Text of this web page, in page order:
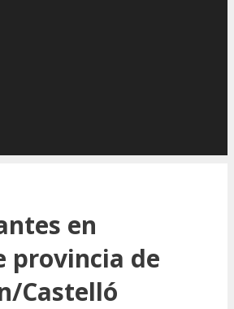
en
provincia de
Castelló